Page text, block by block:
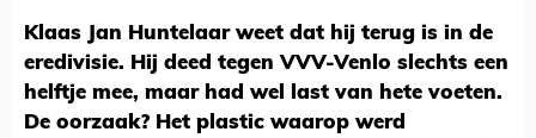
Klaas Jan Huntelaar weet dat hij terug is in de
eredivisie. Hij deed tegen VVV-Venlo slechts een
helftje mee, maar had wel last van hete voeten.
De oorzaak? Het plastic waarop werd